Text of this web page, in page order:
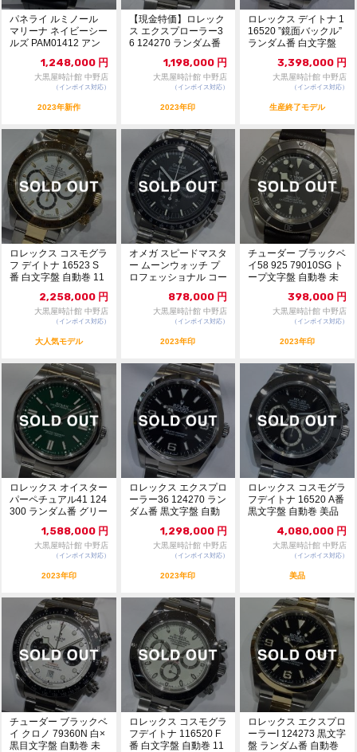
パネライ ルミノール
マリーナ ネイビーシー
ルズ PAM01412 アン
1,248,000 円
大黒屋時計館 中野店
（インボイス対応）
2023年新作
【現金特価】ロレック
ス エクスプローラー3
6 124270 ランダム番
1,198,000 円
大黒屋時計館 中野店
（インボイス対応）
2023年印
ロレックス デイトナ 1
16520 ”鏡面バックル”
ランダム番 白文字盤
3,398,000 円
大黒屋時計館 中野店
（インボイス対応）
生産終了モデル
ロレックス コスモグラ
フ デイトナ 16523 S
番 白文字盤 自動巻 11
2,258,000 円
大黒屋時計館 中野店
（インボイス対応）
大人気モデル
オメガ スピードマスタ
ー ムーンウォッチ プ
ロフェッショナル コー
878,000 円
大黒屋時計館 中野店
（インボイス対応）
2023年印
チューダー ブラックベ
イ58 925 79010SG ト
ープ文字盤 自動巻 未
398,000 円
大黒屋時計館 中野店
（インボイス対応）
2023年印
ロレックス オイスター
パーペチュアル41 124
300 ランダム番 グリー
1,588,000 円
大黒屋時計館 中野店
（インボイス対応）
2023年印
ロレックス エクスプロ
ーラー36 124270 ラン
ダム番 黒文字盤 自動
1,298,000 円
大黒屋時計館 中野店
（インボイス対応）
2023年印
ロレックス コスモグラ
フデイトナ 16520 A番
黒文字盤 自動巻 美品
4,080,000 円
大黒屋時計館 中野店
（インボイス対応）
美品
チューダー ブラックベ
イ クロノ 79360N 白×
黒目文字盤 自動巻 未
ロレックス コスモグラ
フデイトナ 116520 F
番 白文字盤 自動巻 11
ロレックス エクスプロ
ーラーI 124273 黒文字
盤 ランダム番 自動巻